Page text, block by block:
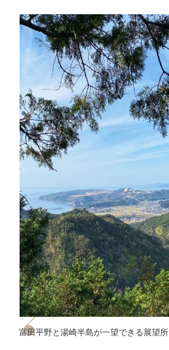
富田平野と湯崎半島が一望できる展望所